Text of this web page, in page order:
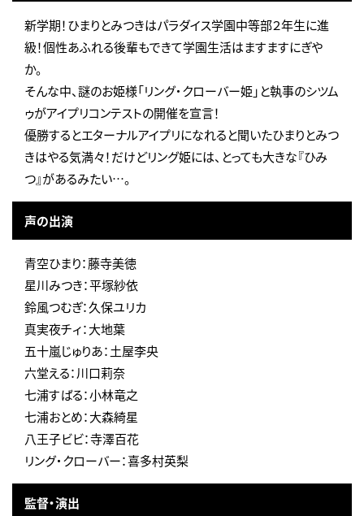
新学期！ひまりとみつきはパラダイス学園中等部２年生に進
級！個性あふれる後輩もできて学園生活はますますにぎや
か。
そんな中、謎のお姫様「リング・クローバー姫」と執事のシツム
ゥがアイプリコンテストの開催を宣言！
優勝するとエターナルアイプリになれると聞いたひまりとみつ
きはやる気満々！だけどリング姫には、とっても大きな『ひみ
つ』があるみたい…。
声の出演
青空ひまり：藤寺美徳
星川みつき：平塚紗依
鈴風つむぎ：久保ユリカ
真実夜チィ：大地葉
五十嵐じゅりあ：土屋李央
六堂える：川口莉奈
七浦すばる：小林竜之
七浦おとめ：大森綺星
八王子ビビ：寺澤百花
リング・クローバー：喜多村英梨
監督・演出